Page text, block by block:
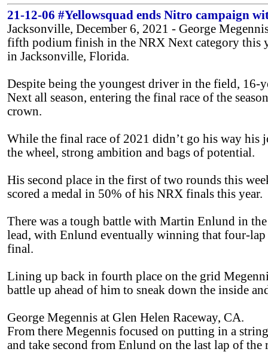
21-12-06 #Yellowsquad ends Nitro campaign
Jacksonville, December 6, 2021 - George
fifth podium finish in the NRX Next category this
in Jacksonville, Florida.
Despite being the youngest driver in the field, 16-
Next all season, entering the final race of the
crown.
While the final race of 2021 didn’t go his way his
the wheel, strong ambition and bags of potential.
His second place in the first of two rounds this
scored a medal in 50% of his NRX finals this year.
There was a tough battle with Martin Enlund in
lead, with Enlund eventually winning that four-
final.
Lining up back in fourth place on the grid
battle up ahead of him to sneak down the inside
George Megennis at Glen Helen Raceway, CA.
From there Megennis focused on putting in a
and take second from Enlund on the last lap of the